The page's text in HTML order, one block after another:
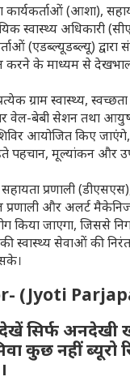
कार्यकर्ताओं (आशा),
स्वास्थ्य अधिकारी
(एडब्ल्यूडब्ल्यू)
करने के माध्यम से
ग्राम स्वास्थ्य,
वेल-बेबी सेशन तथा
आयोजित किए जाएंगे,
पहचान, मूल्यांकन और
प्रणाली
और अलर्ट
किया जाएगा, जिससे
स्वास्थ्य सेवाओं की
(Jyoti
सिर्फ
कुछ नहीं ब्यूरो